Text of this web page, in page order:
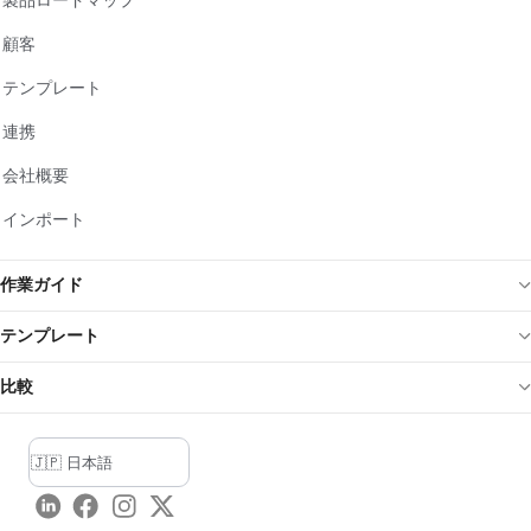
顧客
テンプレート
連携
会社概要
インポート
作業ガイド
テンプレート
比較
LinkedInFacebook
Instagram
Twitter